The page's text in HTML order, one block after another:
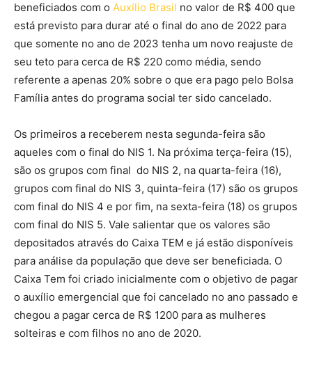
beneficiados com o Auxílio Brasil no valor de R$ 400 que
está previsto para durar até o final do ano de 2022 para
que somente no ano de 2023 tenha um novo reajuste de
seu teto para cerca de R$ 220 como média, sendo
referente a apenas 20% sobre o que era pago pelo Bolsa
Família antes do programa social ter sido cancelado.
Os primeiros a receberem nesta segunda-feira são
aqueles com o final do NIS 1. Na próxima terça-feira (15),
são os grupos com final do NIS 2, na quarta-feira (16),
grupos com final do NIS 3, quinta-feira (17) são os grupos
com final do NIS 4 e por fim, na sexta-feira (18) os grupos
com final do NIS 5. Vale salientar que os valores são
depositados através do Caixa TEM e já estão disponíveis
para análise da população que deve ser beneficiada. O
Caixa Tem foi criado inicialmente com o objetivo de pagar
o auxílio emergencial que foi cancelado no ano passado e
chegou a pagar cerca de R$ 1200 para as mulheres
solteiras e com filhos no ano de 2020.